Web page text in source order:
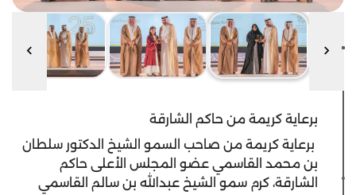
برعاية كريمة من حاكم الشارقة
برعاية كريمة من صاحب السمو الشيخ الدكتور سلطان
بن محمد القاسمي عضو المجلس الأعلى حاكم
الشارقة، كرم سمو الشيخ عبدالله بن سالم القاسمي